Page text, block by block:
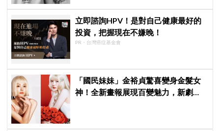
立即諮詢HPV！是對自己健康最好的
投資，把握現在不嫌晚！
PR・台灣癌症基金會
「國民妹妹」金裕貞驚喜變身金髮女
神！全新畫報展現百變魅力，新劇